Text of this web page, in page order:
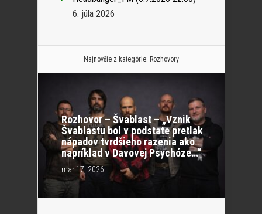
6. júla 2026
Najnovšie z kategórie: Rozhovory
Rozhovor – Švablast – „Vznik
Švablastu bol v podstate pretlak
nápadov tvrdšieho razenia ako
napríklad v Davovej Psychóze…“
mar 17, 2026